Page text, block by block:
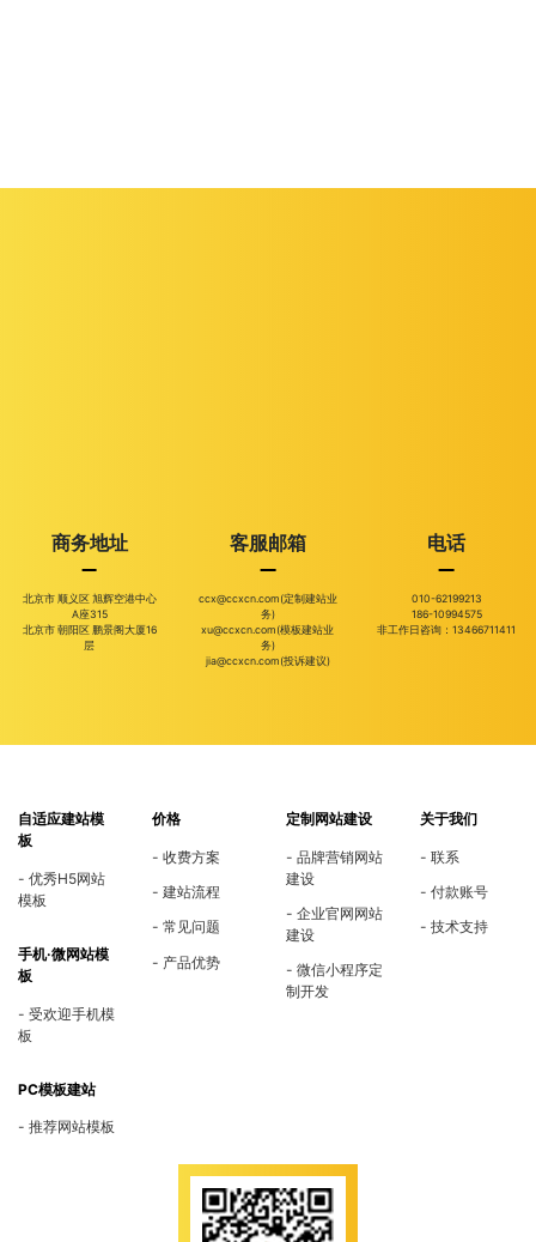
商务地址
北京市 顺义区 旭辉空港中心
A座315
北京市 朝阳区 鹏景阁大厦16
层
客服邮箱
ccx@ccxcn.com(定制建站业
务)
xu@ccxcn.com(模板建站业
务)
jia@ccxcn.com(投诉建议)
电话
010-62199213
186-10994575
非工作日咨询：13466711411
自适应建站模
板
优秀H5网站
模板
手机·微网站模
板
受欢迎手机模
板
PC模板建站
推荐网站模板
价格
收费方案
建站流程
常见问题
产品优势
定制网站建设
品牌营销网站
建设
企业官网网站
建设
微信小程序定
制开发
关于我们
联系
付款账号
技术支持